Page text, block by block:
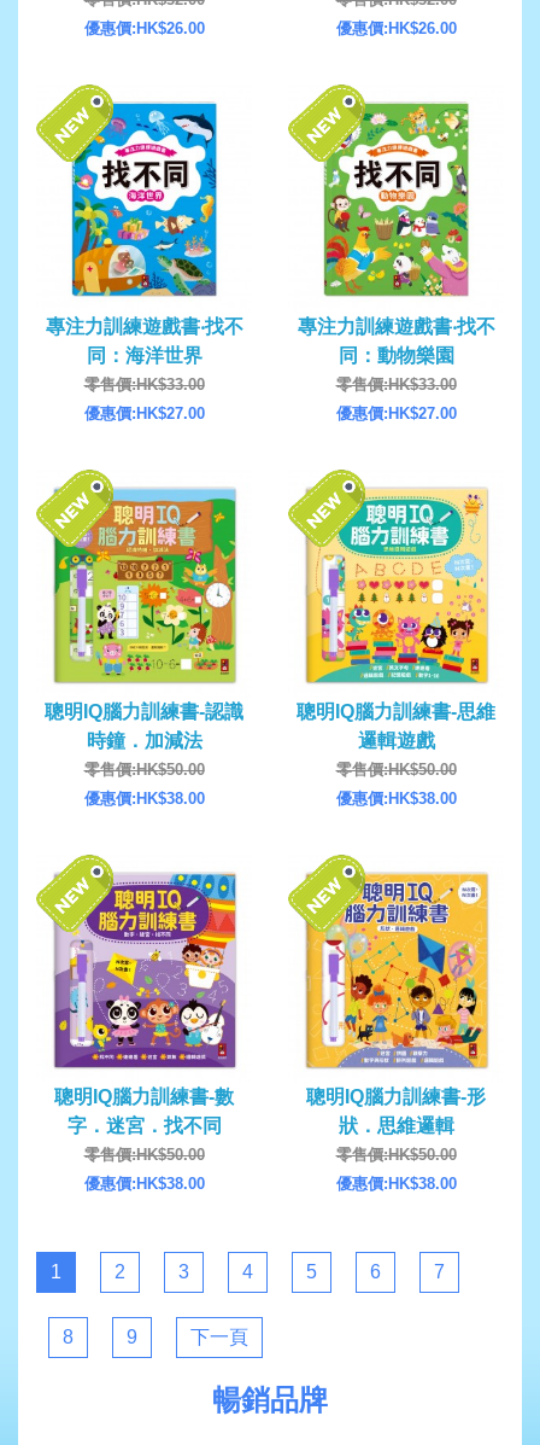
優惠價:HK$26.00
優惠價:HK$26.00
專注力訓練遊戲書‧找不
同：海洋世界
零售價:HK$33.00
優惠價:HK$27.00
專注力訓練遊戲書‧找不
同：動物樂園
零售價:HK$33.00
優惠價:HK$27.00
聰明IQ腦力訓練書-認識
時鐘．加減法
零售價:HK$50.00
優惠價:HK$38.00
聰明IQ腦力訓練書-思維
邏輯遊戲
零售價:HK$50.00
優惠價:HK$38.00
聰明IQ腦力訓練書-數
字．迷宮．找不同
零售價:HK$50.00
優惠價:HK$38.00
聰明IQ腦力訓練書-形
狀．思維邏輯
零售價:HK$50.00
優惠價:HK$38.00
1 2 3 4 5 6 7
8 9 下一頁
暢銷品牌